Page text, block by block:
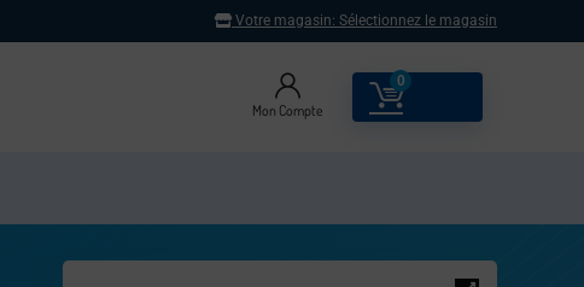
Votre magasin: Sélectionnez le magasin
Mon Compte
0